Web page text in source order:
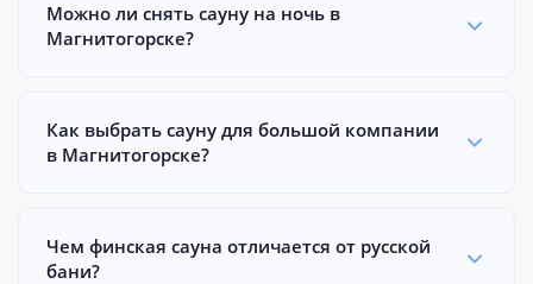
Можно ли снять сауну на ночь в
Магнитогорске?
Как выбрать сауну для большой компании
в Магнитогорске?
Чем финская сауна отличается от русской
бани?